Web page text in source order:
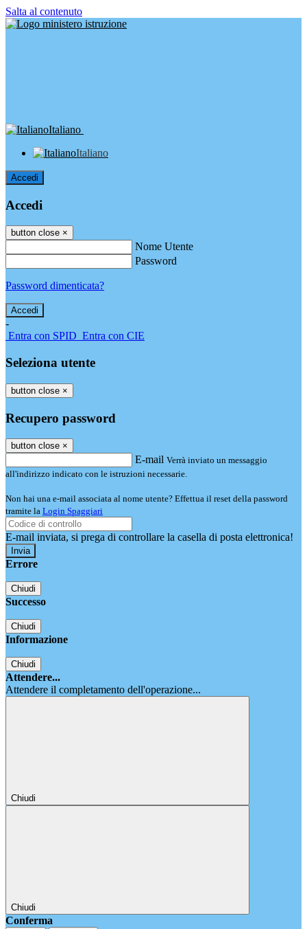
Salta al contenuto
Italiano
Italiano
Accedi
Accedi
button close ×
Nome Utente
Password
Password dimenticata?
-
Entra con SPID Entra con CIE
Seleziona utente
button close ×
Recupero password
button close ×
E-mail Verrà inviato un messaggio
all'indirizzo indicato con le istruzioni necessarie.
Non hai una e-mail associata al nome utente? Effettua il reset della password
tramite la Login Spaggiari
E-mail inviata, si prega di controllare la casella di posta elettronica!
Errore
Chiudi
Successo
Chiudi
Informazione
Chiudi
Attendere...
Attendere il completamento dell'operazione...
Chiudi
Chiudi
Conferma